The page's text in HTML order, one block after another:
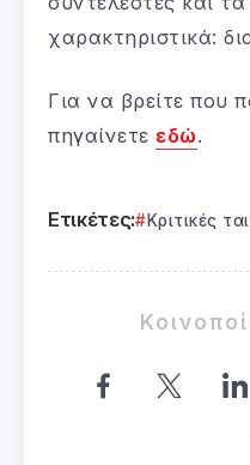
χαρακτηριστικά:
Για να βρείτε που
πηγαίνετε εδώ.
Ετικέτες: Κριτικές